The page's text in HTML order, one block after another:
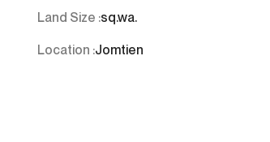
Land Size :sq.wa.
Location :Jomtien